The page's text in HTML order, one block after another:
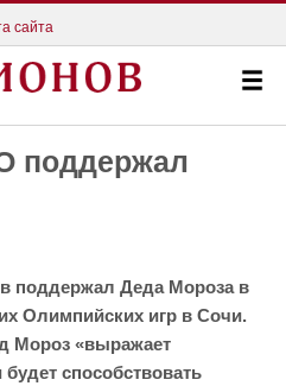
сайта
поддержал
поддержал Деда Мороза в
Олимпийских игр в Сочи.
Мороз «выражает
способствовать